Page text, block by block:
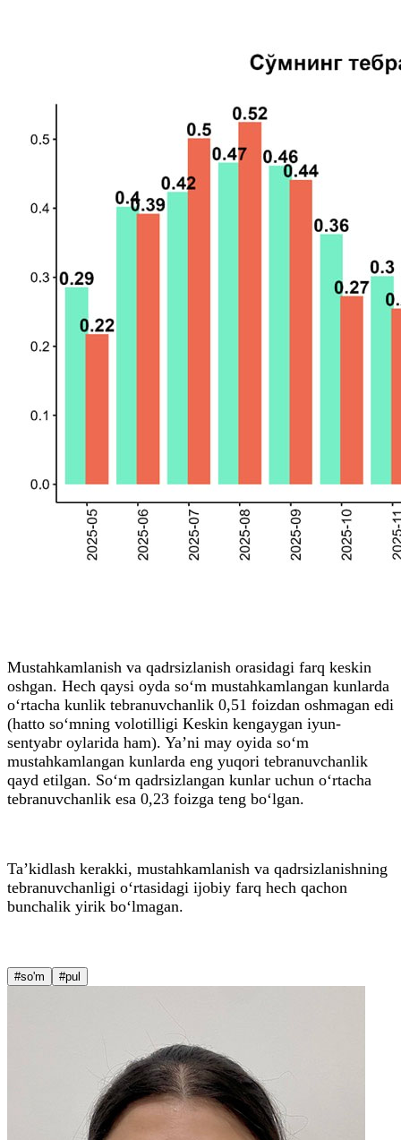
Mustahkamlanish va qadrsizlanish orasidagi farq keskin
oshgan. Hech qaysi oyda so‘m mustahkamlangan kunlarda
o‘rtacha kunlik tebranuvchanlik 0,51 foizdan oshmagan edi
(hatto so‘mning volotilligi Keskin kengaygan iyun-
sentyabr oylarida ham). Ya’ni may oyida so‘m
mustahkamlangan kunlarda eng yuqori tebranuvchanlik
qayd etilgan. So‘m qadrsizlangan kunlar uchun o‘rtacha
tebranuvchanlik esa 0,23 foizga teng bo‘lgan.
Ta’kidlash kerakki, mustahkamlanish va qadrsizlanishning
tebranuvchanligi o‘rtasidagi ijobiy farq hech qachon
bunchalik yirik bo‘lmagan.
#so'm #pul